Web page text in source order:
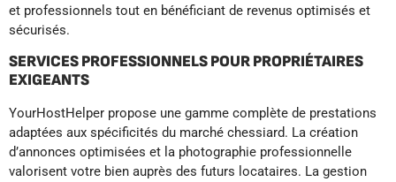
et professionnels tout en bénéficiant de revenus optimisés et
sécurisés.
SERVICES PROFESSIONNELS POUR PROPRIÉTAIRES
EXIGEANTS
YourHostHelper propose une gamme complète de prestations
adaptées aux spécificités du marché chessiard. La création
d’annonces optimisées et la photographie professionnelle
valorisent votre bien auprès des futurs locataires. La gestion